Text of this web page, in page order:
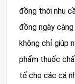
đồng thời nhu
đồng ngày
không chỉ giúp
phẩm thuốc
tế cho các cá